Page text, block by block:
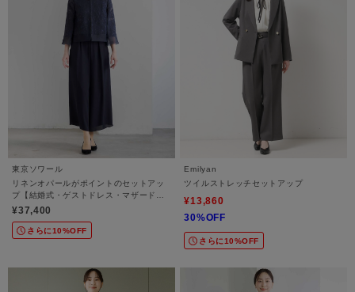
東京ソワール
リネンオパールがポイントのセットアッ
プ【結婚式・ゲストドレス・マザードレ
ス・セレモニー】
¥37,400
さらに10%OFF
Emilyan
ツイルストレッチセットアップ
¥13,860
30%OFF
さらに10%OFF